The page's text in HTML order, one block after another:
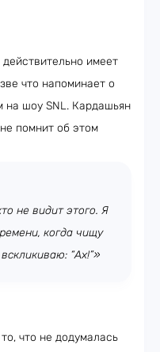
действительно имеет
что напоминает о
на шоу SNL. Кардашьян
помнит об этом
не видит этого. Я
когда чищу
“Ах!”»
что не додумалась